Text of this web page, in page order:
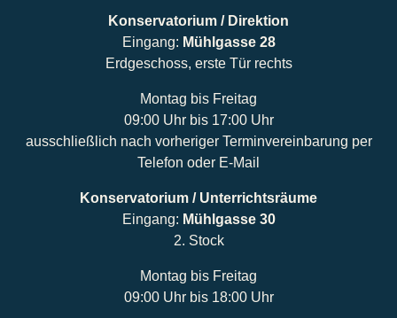
Konservatorium / Direktion
Eingang: Mühlgasse 28
Erdgeschoss, erste Tür rechts
Montag bis Freitag
09:00 Uhr bis 17:00 Uhr
ausschließlich nach vorheriger Terminvereinbarung per
Telefon oder E-Mail
Konservatorium / Unterrichtsräume
Eingang: Mühlgasse 30
2. Stock
Montag bis Freitag
09:00 Uhr bis 18:00 Uhr